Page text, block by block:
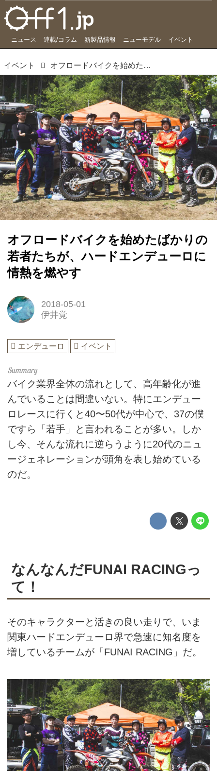
ニュース 連載/コラム 新製品情報 ニューモデル イベント
イベント オフロードバイクを始めたばかりの若者たちが、ハードエンデューロに情熱を燃やす
オフロードバイクを始めたばかりの
若者たちが、ハードエンデューロに
情熱を燃やす
2018-05-01
伊井覚
エンデューロ イベント
バイク業界全体の流れとして、高年齢化が進
んでいることは間違いない。特にエンデュー
ロレースに行くと40〜50代が中心で、37の僕
ですら「若手」と言われることが多い。しか
し今、そんな流れに逆らうように20代のニュ
ージェネレーションが頭角を表し始めている
のだ。
なんなんだFUNAI RACINGっ
て！
そのキャラクターと活きの良い走りで、いま
関東ハードエンデューロ界で急速に知名度を
増しているチームが「FUNAI RACING」だ。